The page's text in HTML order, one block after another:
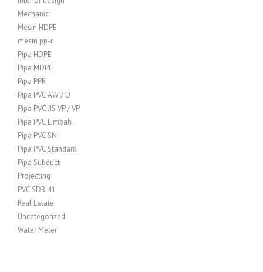
Mechanic
Mesin HDPE
mesin pp-r
Pipa HDPE
Pipa MDPE
Pipa PPR
Pipa PVC AW / D
Pipa PVC JIS VP / VP
Pipa PVC Limbah
Pipa PVC SNI
Pipa PVC Standard
Pipa Subduct
Projecting
PVC SDR-41
Real Estate
Uncategorized
Water Meter